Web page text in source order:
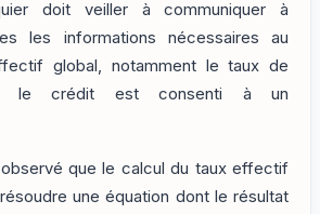
doit veiller à communiquer à
les informations nécessaires au
global, notamment le taux de
le crédit est consenti à un
que le calcul du taux effectif
une équation dont le résultat